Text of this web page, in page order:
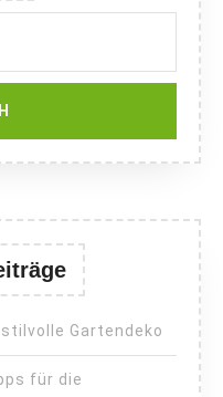
Gartendeko
für die